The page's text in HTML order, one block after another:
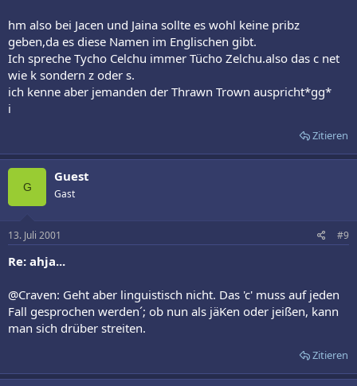
hm also bei Jacen und Jaina sollte es wohl keine pribz
geben,da es diese Namen im Englischen gibt.
Ich spreche Tycho Celchu immer Tücho Zelchu.also das c net
wie k sondern z oder s.
ich kenne aber jemanden der Thrawn Trown auspricht*gg*
i
Zitieren
G
Guest
Gast
13. Juli 2001 #9
Re: ahja...
@Craven: Geht aber linguistisch nicht. Das 'c' muss auf jeden
Fall gesprochen werden´; ob nun als jäKen oder jeißen, kann
man sich drüber streiten.
Zitieren